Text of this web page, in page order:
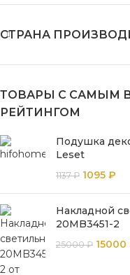
СТРАНА
ТОВАРЫ С САМЫМ
РЕЙТИНГОМ
Подушка
Leset
1137₽ 1095 ₽
Накладной
20MB3451-2
25000₽ 15000